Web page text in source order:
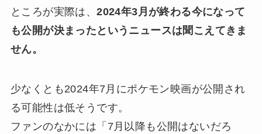
ところが実際は、2024年3月が終わる今になって
も公開が決まったというニュースは聞こえてきま
せん。
少なくとも2024年7月にポケモン映画が公開され
る可能性は低そうです。
ファンのなかには「7月以降も公開はないだろ